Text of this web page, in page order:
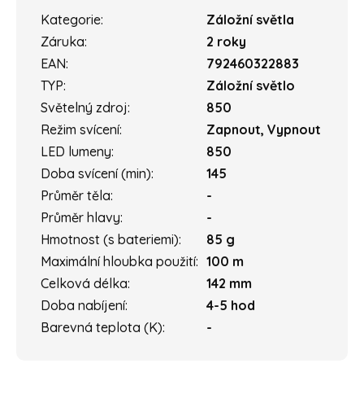
Kategorie:
Záložní světla
Záruka:
2 roky
EAN:
792460322883
TYP:
Záložní světlo
Světelný zdroj:
850
Režim svícení:
Zapnout, Vypnout
LED lumeny:
850
Doba svícení (min):
145
Průměr těla:
-
Průměr hlavy:
-
Hmotnost (s bateriemi):
85 g
Maximální hloubka použití: 100 m
Celková délka:
142 mm
Doba nabíjení:
4-5 hod
Barevná teplota (K): -